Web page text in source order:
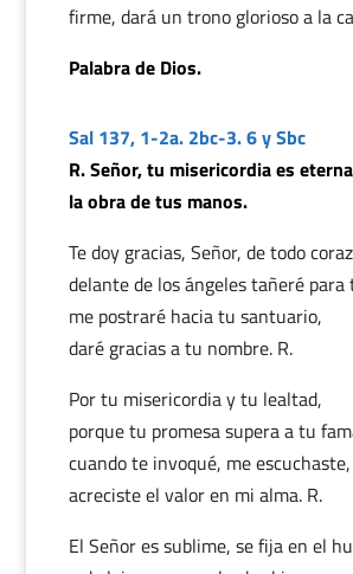
firme, dará un trono glorioso a la
Palabra de Dios.
Sal 137, 1-2a. 2bc-3. 6 y Sbc
R. Señor, tu misericordia es
la obra de tus manos.
Te doy gracias, Señor, de todo
delante de los ángeles tañeré para
me postraré hacia tu santuario,
daré gracias a tu nombre. R.
Por tu misericordia y tu lealtad,
porque tu promesa supera a tu
cuando te invoqué, me escuchaste,
acreciste el valor en mi alma. R.
El Señor es sublime, se fija en el